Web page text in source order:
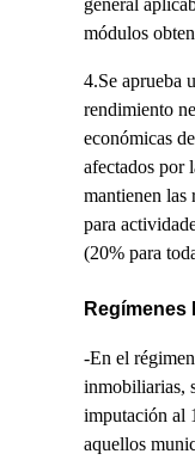
módulos
4.Se aprueba
rendimiento
económicas
afectados por
mantienen las
para
(20% para
Regímenes
-En el
inmobiliarias,
imputación al
aquellos